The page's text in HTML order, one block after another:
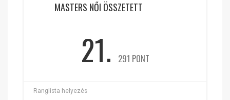
MASTERS NŐI ÖSSZETETT
21. 291 PONT
Ranglista helyezés